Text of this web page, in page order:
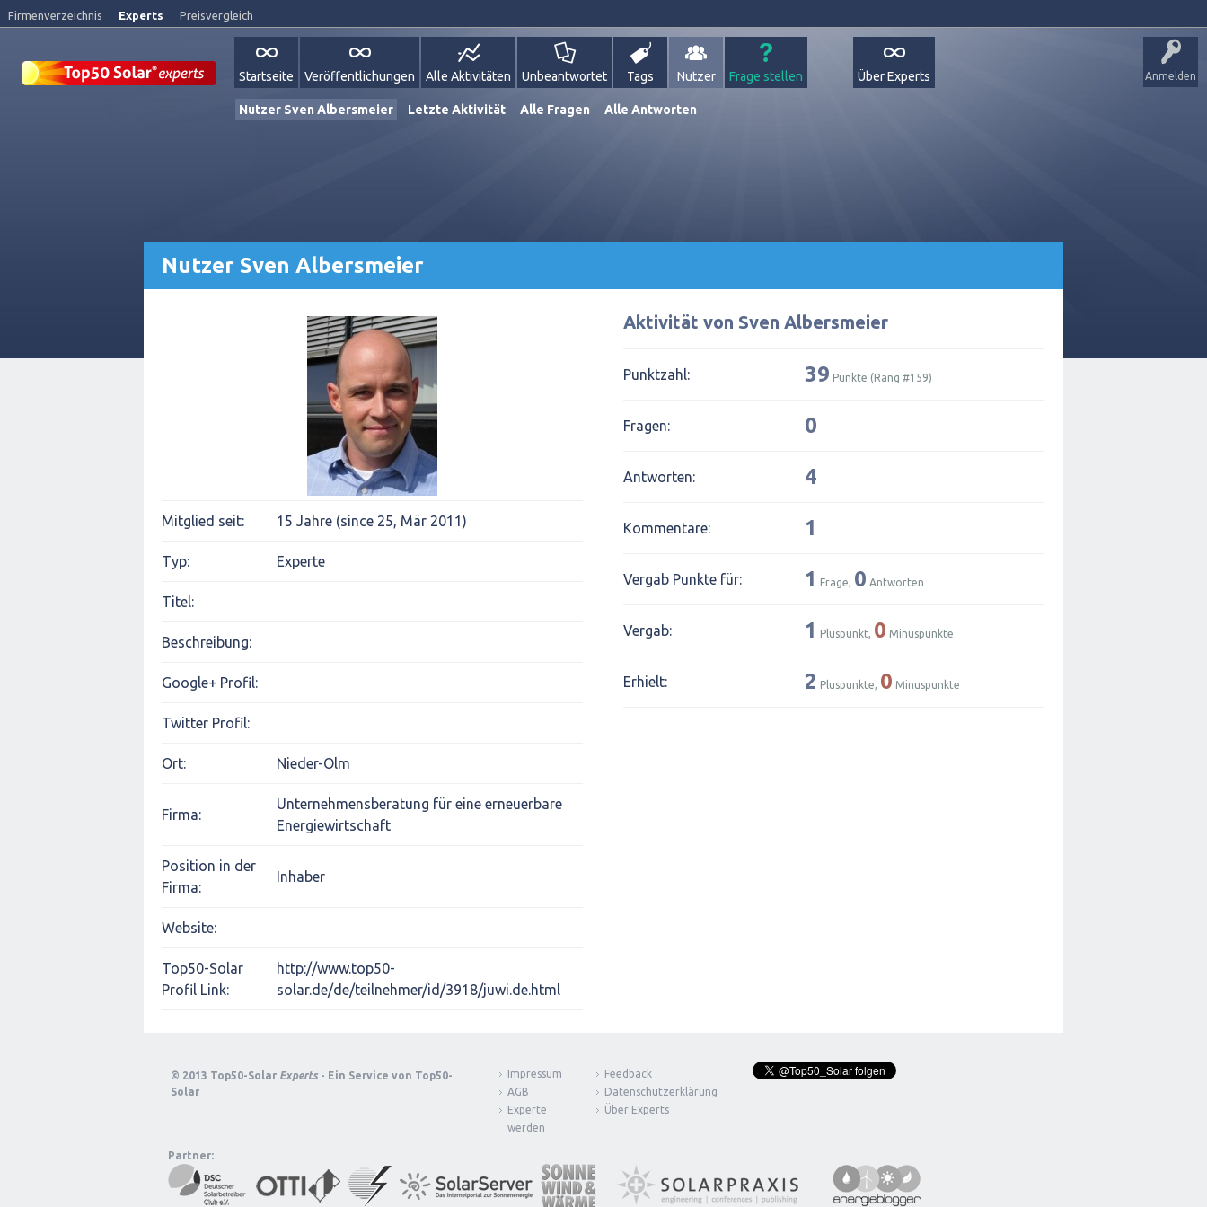
Firmenverzeichnis Experts Preisvergleich
Anmelden
Startseite Veröffentlichungen Alle Aktivitäten Unbeantwortet Tags Nutzer Frage stellen Über Experts
Nutzer Sven Albersmeier Letzte Aktivität Alle Fragen Alle Antworten
Nutzer Sven Albersmeier
Mitglied seit: 15 Jahre (since 25, Mär 2011)
Typ: Experte
Titel:
Beschreibung:
Google+ Profil:
Twitter Profil:
Ort: Nieder-Olm
Firma:
Unternehmensberatung für eine erneuerbare
Energiewirtschaft
Position in der
Firma:
Inhaber
Website:
Top50-Solar
Profil Link:
http://www.top50-
solar.de/de/teilnehmer/id/3918/juwi.de.html
Aktivität von Sven Albersmeier
Punktzahl: 39 Punkte (Rang #159)
Fragen: 0
Antworten: 4
Kommentare: 1
Vergab Punkte für: 1 Frage, 0 Antworten
Vergab: 1 Pluspunkt, 0 Minuspunkte
Erhielt: 2 Pluspunkte, 0 Minuspunkte
© 2013 Top50-Solar Experts - Ein Service von Top50-
Solar
Impressum
Feedback
AGB
Datenschutzerklärung
Experte
werden
Über Experts
Partner: